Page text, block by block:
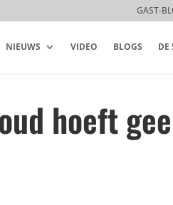
GAST-
NIEUWS VIDEO BLOGS DE
hoeft